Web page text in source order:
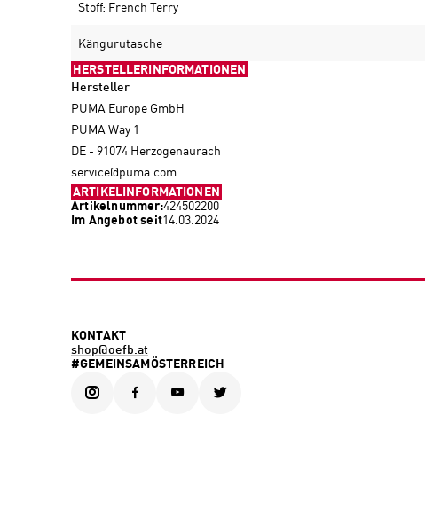
Stoff: French Terry
Kängurutasche
HERSTELLERINFORMATIONEN
Hersteller
PUMA Europe GmbH
PUMA Way 1
DE - 91074 Herzogenaurach
service@puma.com
ARTIKELINFORMATIONEN
Artikelnummer:424502200
Im Angebot seit14.03.2024
KONTAKT
shop@oefb.at
#GEMEINSAMÖSTERREICH